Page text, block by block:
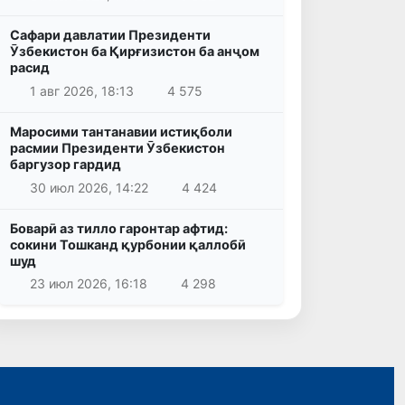
Сафари давлатии Президенти
Ӯзбекистон ба Қирғизистон ба анҷом
расид
1 авг 2026, 18:13
4 575
Маросими тантанавии истиқболи
расмии Президенти Ӯзбекистон
баргузор гардид
30 июл 2026, 14:22
4 424
Боварӣ аз тилло гаронтар афтид:
сокини Тошканд қурбонии қаллобӣ
шуд
23 июл 2026, 16:18
4 298